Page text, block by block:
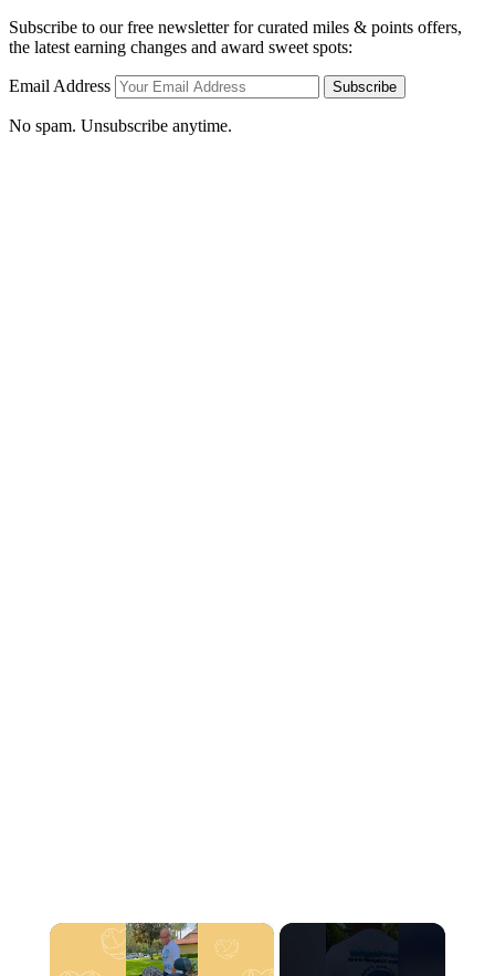
Subscribe to our free newsletter for curated miles & points offers,
the latest earning changes and award sweet spots:
Email Address Subscribe
No spam. Unsubscribe anytime.
×